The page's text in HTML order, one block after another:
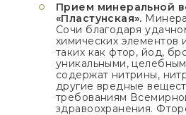
Прием минеральной
«Пластунская».
Сочи благодаря
химических элементов
таких как фтор, йод,
уникальными,
содержат нитрины,
другие вредные
требованиям
здравоохранения.